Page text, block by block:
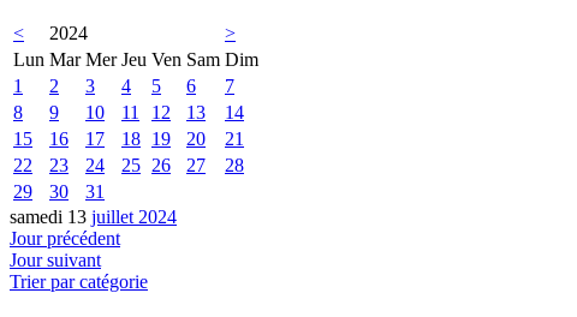
< 2024
>
Lun Mar Mer Jeu Ven Sam Dim
1
2 3 4 5 6
7
8
9 10 11 12 13
14
15
16 17 18 19 20
21
22
23 24 25 26 27
28
29
30
31
samedi 13 juillet 2024
Jour précédent
Jour suivant
Trier par catégorie